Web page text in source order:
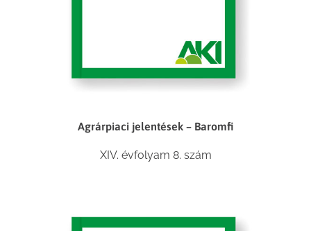
Agrárpiaci jelentések – Baromfi
XIV. évfolyam 8. szám